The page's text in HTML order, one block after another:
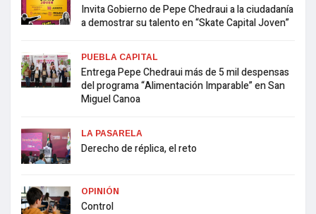
Invita Gobierno de Pepe Chedraui a la ciudadanía
a demostrar su talento en “Skate Capital Joven”
PUEBLA CAPITAL
Entrega Pepe Chedraui más de 5 mil despensas
del programa “Alimentación Imparable” en San
Miguel Canoa
LA PASARELA
Derecho de réplica, el reto
OPINIÓN
Control